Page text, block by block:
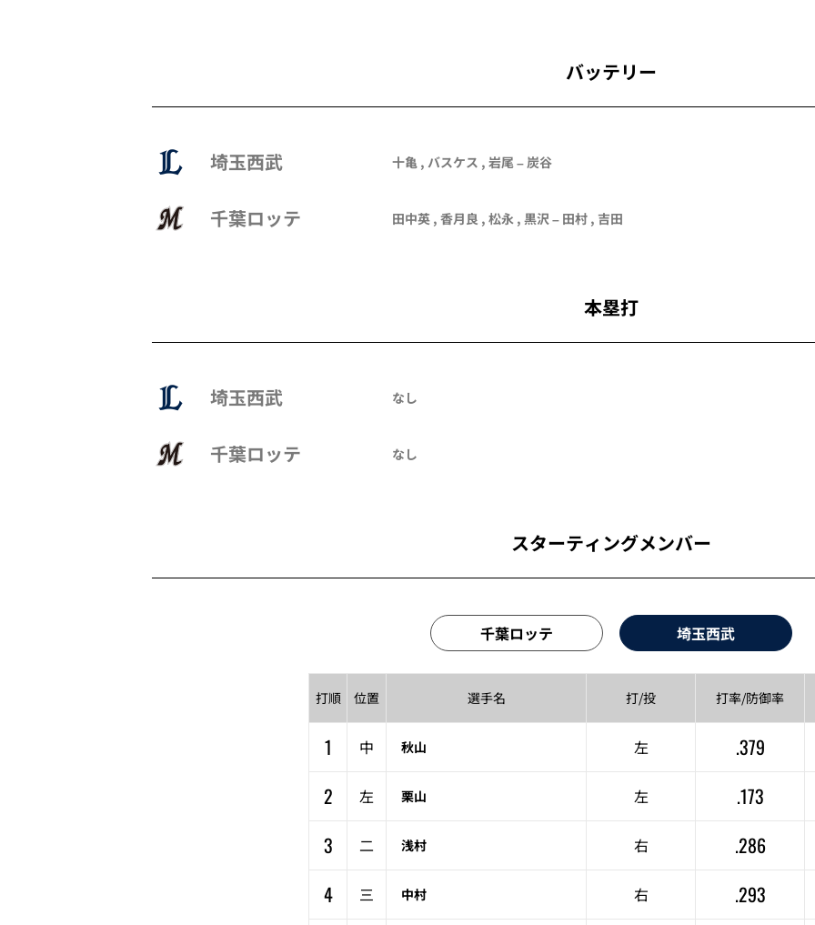
バッテリー
埼玉西武 十亀 , バスケス , 岩尾 – 炭谷
千葉ロッテ 田中英 , 香月良 , 松永 , 黒沢 – 田村 , 吉田
本塁打
埼玉西武 なし
千葉ロッテ なし
スターティングメンバー
千葉ロッテ 埼玉西武
打順 位置 選手名 打/投 打率/防御率
1 中 秋山 左 .379
2
左 栗山 左 .173
3
二 浅村 右 .286
4
三 中村 右 .293